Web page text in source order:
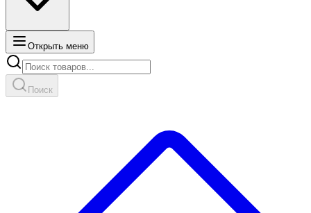
Открыть меню
Поиск